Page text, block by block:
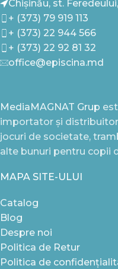
Chișinău, st.
+ (373) 79 919 113
+ (373) 22 944 566
+ (373) 22 92 81 32
office@episcina.md
MediaMAGNAT Grup
importator și
jocuri de societate,
alte bunuri pentru copii
MAPA SITE-ULUI
Catalog
Blog
Despre noi
Politica de Retur
Politica de